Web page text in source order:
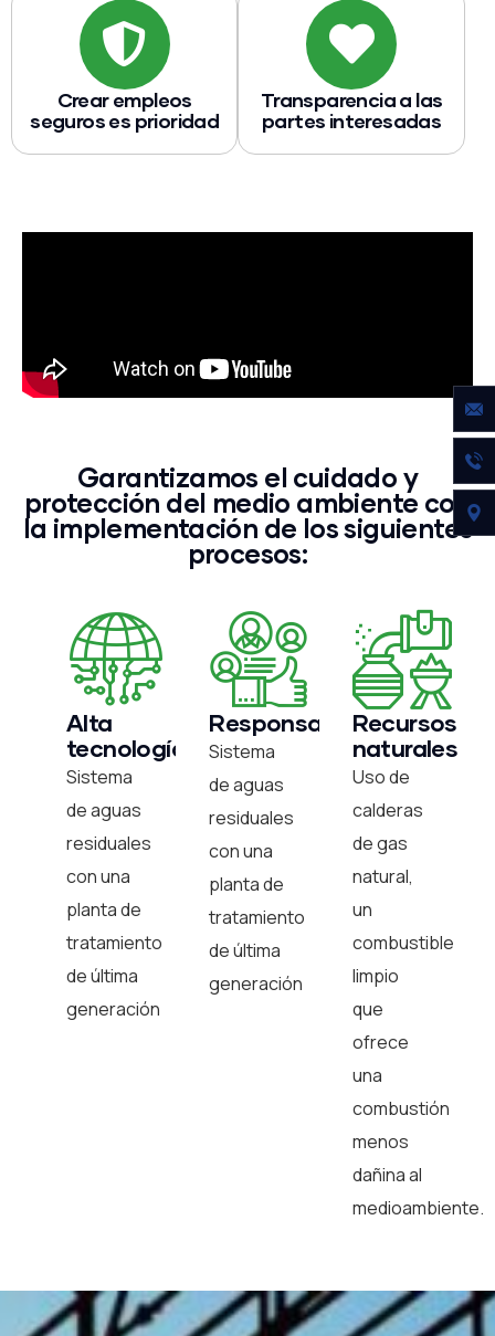
Crear empleos
seguros es prioridad
Transparencia a las
partes interesadas
Garantizamos el cuidado y
protección del medio ambiente con
la implementación de los siguientes
procesos:
Alta
tecnología
Sistema
de aguas
residuales
con una
planta de
tratamiento
de última
generación
Responsabilidad
Sistema
de aguas
residuales
con una
planta de
tratamiento
de última
generación
Recursos
naturales
Uso de
calderas
de gas
natural,
un
combustible
limpio
que
ofrece
una
combustión
menos
dañina al
medioambiente.